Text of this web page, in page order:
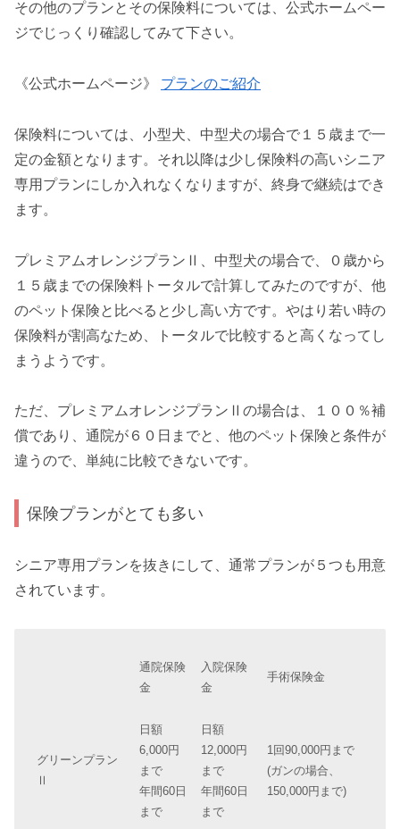
その他のプランとその保険料については、公式ホームペー
ジでじっくり確認してみて下さい。
《公式ホームページ》 プランのご紹介
保険料については、小型犬、中型犬の場合で１５歳まで一
定の金額となります。それ以降は少し保険料の高いシニア
専用プランにしか入れなくなりますが、終身で継続はでき
ます。
プレミアムオレンジプランⅡ、中型犬の場合で、０歳から
１５歳までの保険料トータルで計算してみたのですが、他
のペット保険と比べると少し高い方です。やはり若い時の
保険料が割高なため、トータルで比較すると高くなってし
まうようです。
ただ、プレミアムオレンジプランⅡの場合は、１００％補
償であり、通院が６０日までと、他のペット保険と条件が
違うので、単純に比較できないです。
保険プランがとても多い
シニア専用プランを抜きにして、通常プランが５つも用意
されています。
通院保険
金
入院保険
金
手術保険金
グリーンプラン
Ⅱ
日額
6,000円
まで
年間60日
まで
日額
12,000円
まで
年間60日
まで
1回90,000円まで
(ガンの場合、
150,000円まで)